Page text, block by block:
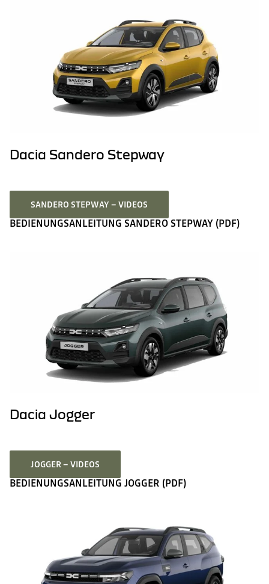
Dacia Sandero Stepway
SANDERO STEPWAY – VIDEOS
BEDIENUNGSANLEITUNG SANDERO STEPWAY (PDF)
Dacia Jogger
JOGGER – VIDEOS
BEDIENUNGSANLEITUNG JOGGER (PDF)